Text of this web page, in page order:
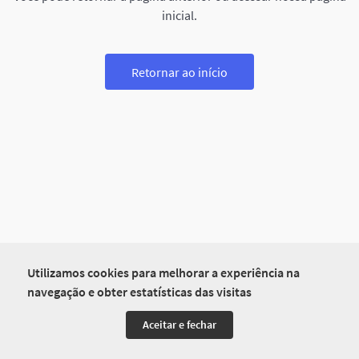
Utilizamos cookies para melhorar a experiência na
navegação e obter estatísticas das visitas
Aceitar e fechar
inicial.
Retornar ao início